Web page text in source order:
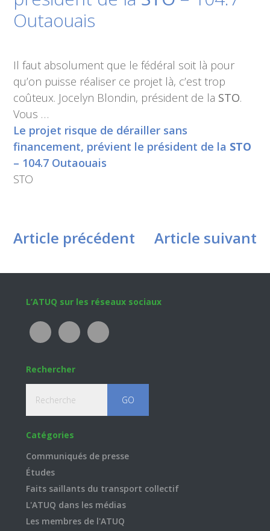
Outaouais
Il faut absolument que le fédéral soit là pour
qu’on puisse réaliser ce projet là, c’est trop
coûteux. Jocelyn Blondin, président de la STO.
Vous …
Le projet risque de dérailler sans
financement, prévient le président de la STO
– 104.7 Outaouais
STO
Article précédent Article suivant
Footer
L’ATUQ sur les réseaux sociaux
Rechercher
Catégories
Communiqués de presse
Études
Faits saillants du transport collectif
L'ATUQ dans les médias
Les membres de l'ATUQ